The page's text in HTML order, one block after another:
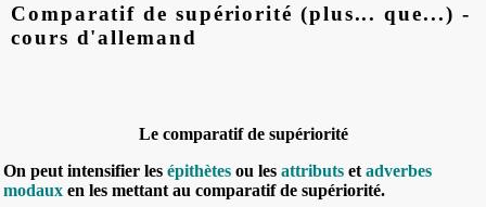
Comparatif de supériorité (plus... que...) -
cours d'allemand
Le comparatif de supériorité
On peut intensifier les épithètes ou les attributs et adverbes
modaux en les mettant au comparatif de supériorité.